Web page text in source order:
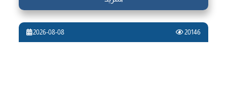
20146
2026-08-08